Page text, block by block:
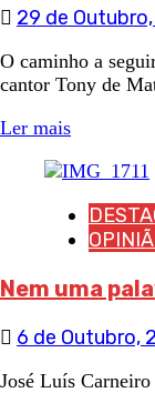
29 de
O caminho a
cantor Tony de
Ler mais
Nem uma
6 de Outubro,
José Luís